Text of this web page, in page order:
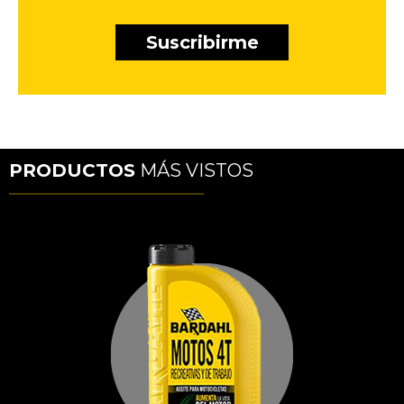
PRODUCTOS MÁS VISTOS